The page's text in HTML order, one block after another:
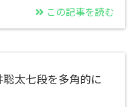
この記事を読む
聡太七段を多角的に